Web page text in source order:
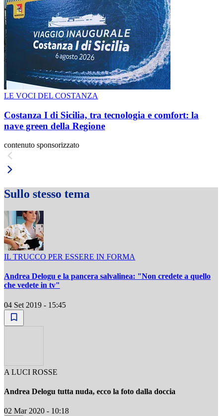
LE VOCI DEL COSTANZA
Costanza I di Sicilia, tra tecnologia e comfort: la
nave green della Regione
contenuto sponsorizzato
Sullo stesso tema
IL TRUCCO PER ESSERE IN FORMA
Andrea Delogu e la pancera salvalinea: "Non credete a quello
che vedete in tv"
04 Set 2019 - 15:45
A LUCI ROSSE
Andrea Delogu tutta nuda, ecco la foto dalla doccia
02 Mar 2020 - 10:18